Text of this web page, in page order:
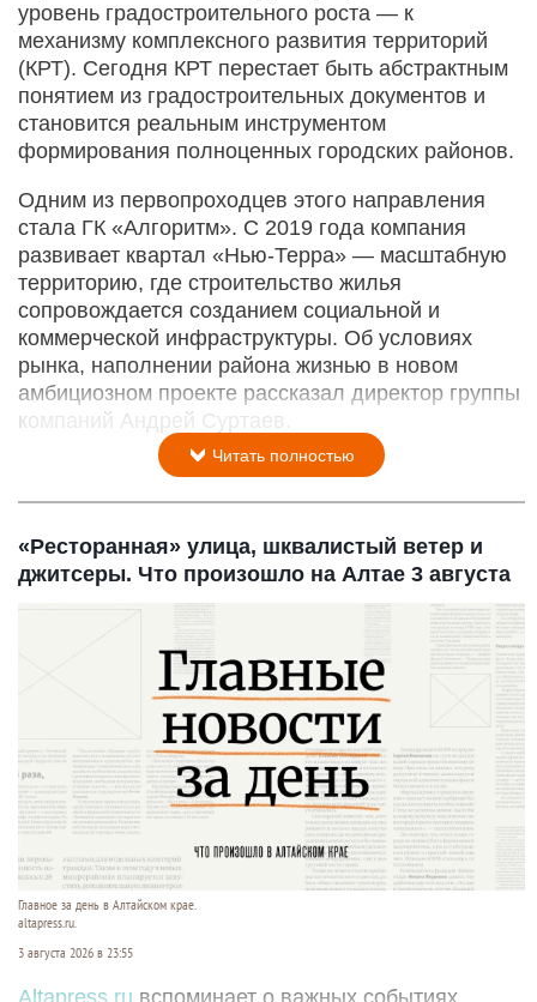
уровень градостроительного роста — к
механизму комплексного развития территорий
(КРТ). Сегодня КРТ перестает быть абстрактным
понятием из градостроительных документов и
становится реальным инструментом
формирования полноценных городских районов.
Одним из первопроходцев этого направления
стала ГК «Алгоритм». С 2019 года компания
развивает квартал «Нью-­Терра» — масштабную
территорию, где строительство жилья
сопровождается созданием социальной и
коммерческой инфраструктуры. Об условиях
рынка, наполнении района жизнью в новом
амбициозном проекте рассказал директор группы
компаний Андрей Суртаев.
Читать полностью
«Ресторанная» улица, шквалистый ветер и
джитсеры. Что произошло на Алтае 3 августа
Главное за день в Алтайском крае.
altapress.ru.
3 августа 2026 в 23:55
Altapress.ru вспоминает о важных событиях,